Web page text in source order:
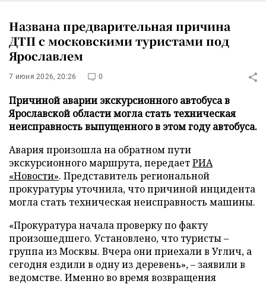
Названа предварительная причина
ДТП с московскими туристами под
Ярославлем
7 июня 2026, 20:26 0
Причиной аварии экскурсионного автобуса в
Ярославской области могла стать техническая
неисправность выпущенного в этом году автобуса.
Авария произошла на обратном пути
экскурсионного маршрута, передаетРИА
«Новости». Представитель региональной
прокуратуры уточнила, что причиной инцидента
могла стать техническая неисправность машины.
«Прокуратура начала проверку по факту
произошедшего. Установлено, что туристы –
группа из Москвы. Вчера они приехали в Углич, а
сегодня ездили в одну из деревень», – заявили в
ведомстве. Именно во время возвращения